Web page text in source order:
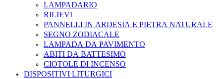
LAMPADARIO
RILIEVI
PANNELLI IN ARDESIA E PIETRA NATURALE
SEGNO ZODIACALE
LAMPADA DA PAVIMENTO
ABITI DA BATTESIMO
CIOTOLE DI INCENSO
DISPOSITIVI LITURGICI